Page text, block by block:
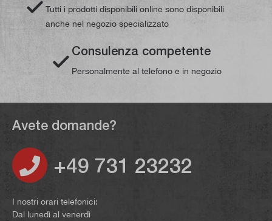
Tutti i prodotti disponibili online sono disponibili
anche nel negozio specializzato
Consulenza competente
Personalmente al telefono e in negozio
Avete domande?
+49 731 23232
I nostri orari telefonici:
Dal lunedì al venerdì